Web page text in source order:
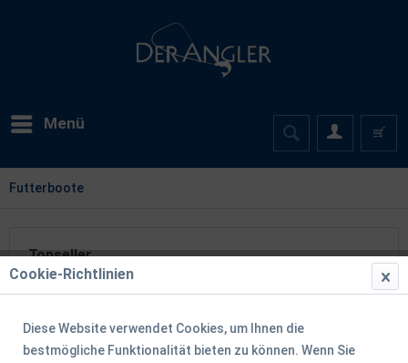
Menü
Futterboote
Topseller
Cookie-Richtlinien
Diese Website verwendet Cookies, um Ihnen die
bestmögliche Funktionalität bieten zu können. Wenn Sie